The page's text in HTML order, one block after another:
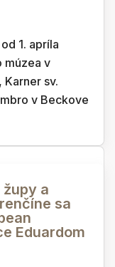
1. apríla
múzea v
sv.
v Beckove
a
sa
Eduardom